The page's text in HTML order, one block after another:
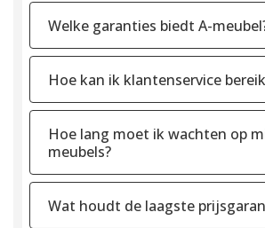
Welke garanties biedt A-
Hoe kan ik klantenservice
Hoe lang moet ik wachten op
meubels?
Wat houdt de laagste